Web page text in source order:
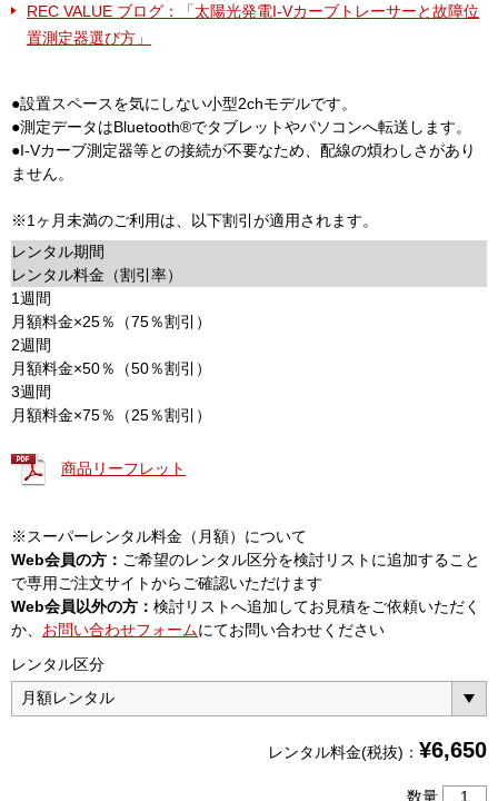
REC VALUE ブログ：「太陽光発電I-Vカーブトレーサーと故障位
置測定器選び方」
●設置スペースを気にしない小型2chモデルです。
●測定データはBluetooth®でタブレットやパソコンへ転送します。
●I-Vカーブ測定器等との接続が不要なため、配線の煩わしさがあり
ません。
※1ヶ月未満のご利用は、以下割引が適用されます。
レンタル期間
レンタル料金（割引率）
1週間
月額料金×25％（75％割引）
2週間
月額料金×50％（50％割引）
3週間
月額料金×75％（25％割引）
商品リーフレット
※スーパーレンタル料金（月額）について
Web会員の方： ご希望のレンタル区分を検討リストに追加すること
で専用ご注文サイトからご確認いただけます
Web会員以外の方： 検討リストへ追加してお見積をご依頼いただく
か、 お問い合わせフォームにてお問い合わせください
レンタル区分
レンタル料金(税抜)： ¥6,650
数量